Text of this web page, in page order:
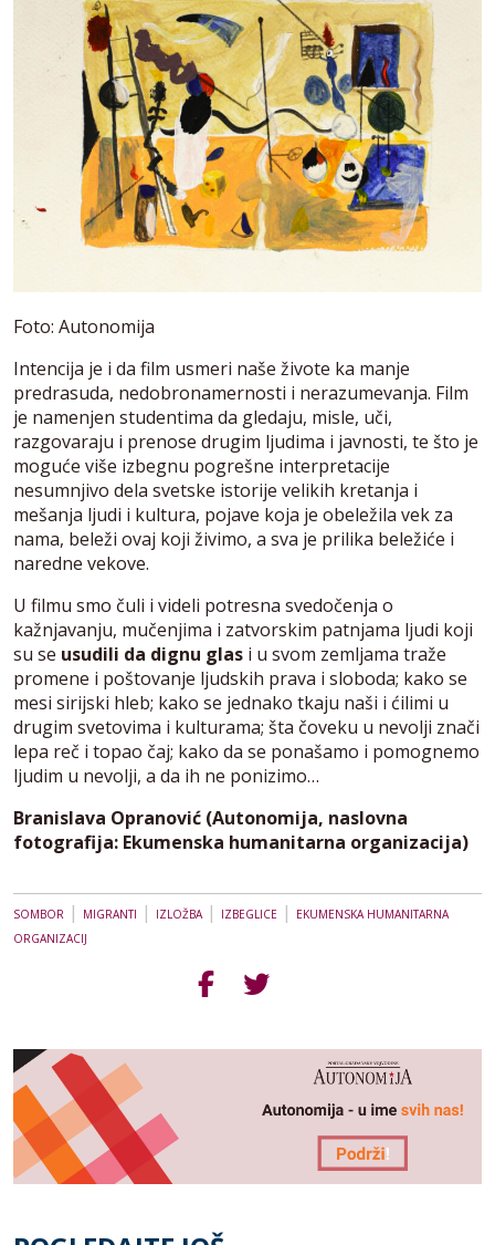
Foto: Autonomija
Intencija je i da film usmeri naše živote ka manje
predrasuda, nedobronamernosti i nerazumevanja. Film
je namenjen studentima da gledaju, misle, uči,
razgovaraju i prenose drugim ljudima i javnosti, te što je
moguće više izbegnu pogrešne interpretacije
nesumnjivo dela svetske istorije velikih kretanja i
mešanja ljudi i kultura, pojave koja je obeležila vek za
nama, beleži ovaj koji živimo, a sva je prilika beležiće i
naredne vekove.
U filmu smo čuli i videli potresna svedočenja o
kažnjavanju, mučenjima i zatvorskim patnjama ljudi koji
su se usudili da dignu glas i u svom zemljama traže
promene i poštovanje ljudskih prava i sloboda; kako se
mesi sirijski hleb; kako se jednako tkaju naši i ćilimi u
drugim svetovima i kulturama; šta čoveku u nevolji znači
lepa reč i topao čaj; kako da se ponašamo i pomognemo
ljudim u nevolji, a da ih ne ponizimo…
Branislava Opranović (Autonomija, naslovna
fotografija: Ekumenska humanitarna organizacija)
SOMBOR | MIGRANTI | IZLOŽBA| IZBEGLICE |
EKUMENSKA HUMANITARNA
ORGANIZACIJ